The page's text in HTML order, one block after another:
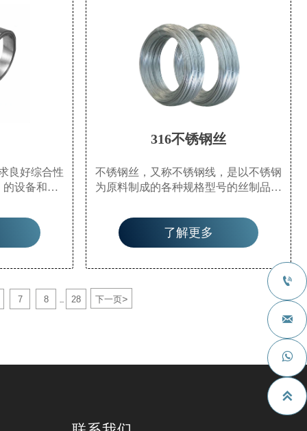
良好综合性
设备和零
材料、汽车
器械、纤维
。
316不锈钢丝
不锈钢丝，又称不锈钢线，是以不锈钢
为原料制成的各种规格型号的丝制品。
圆形或扁平的横截面。常见且具有良好
耐腐蚀性和高性价比的不锈钢丝是304和
316不锈钢丝。
了解更多
7 8 ... 28 下一页>



